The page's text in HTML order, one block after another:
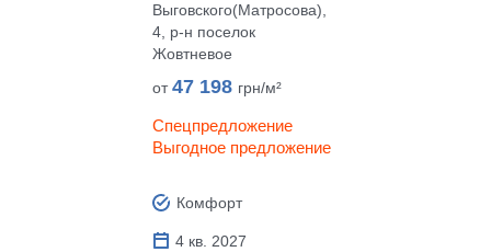
Выговского(Матросова),
4, р‑н поселок
Жовтневое
от47 198 грн/м²
Спецпредложение
Выгодное предложение
Комфорт
4 кв. 2027